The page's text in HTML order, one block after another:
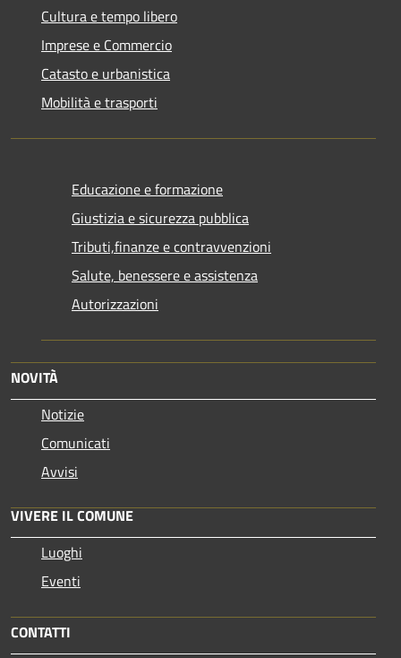
Cultura e tempo libero
Imprese e Commercio
Catasto e urbanistica
Mobilità e trasporti
Educazione e formazione
Giustizia e sicurezza pubblica
Tributi,finanze e contravvenzioni
Salute, benessere e assistenza
Autorizzazioni
NOVITÀ
Notizie
Comunicati
Avvisi
VIVERE IL COMUNE
Luoghi
Eventi
CONTATTI